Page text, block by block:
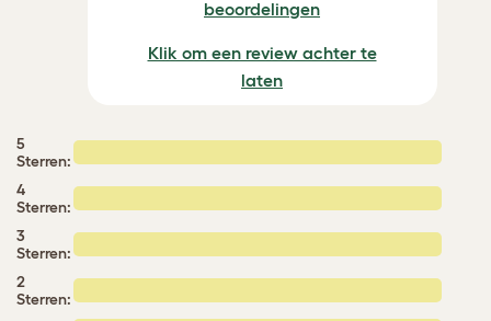
beoordelingen
Klik om een review achter te
laten
5
Sterren:
4
Sterren:
3
Sterren:
2
Sterren: